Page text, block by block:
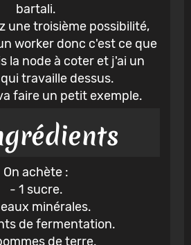
bartali.
une troisième possibilité,
worker donc c'est ce que
la node à coter et j'ai un
travaille dessus.
faire un petit exemple.
On achète :
- 1 sucre.
minérales.
de fermentation.
de terre.